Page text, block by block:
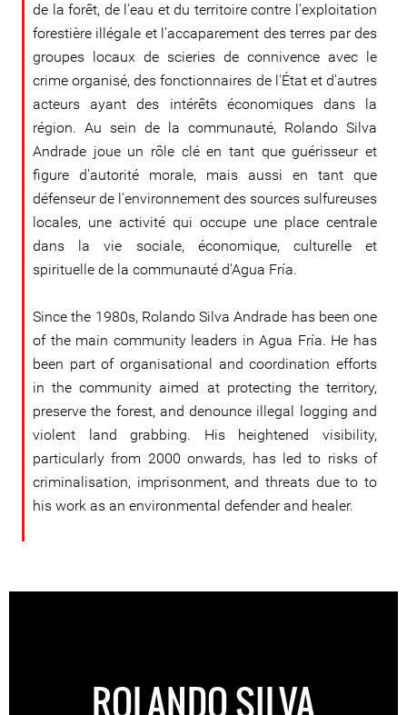
de la forêt, de l'eau et du territoire contre l'exploitation
forestière illégale et l'accaparement des terres par des
groupes locaux de scieries de connivence avec le
crime organisé, des fonctionnaires de l'État et d'autres
acteurs ayant des intérêts économiques dans la
région. Au sein de la communauté, Rolando Silva
Andrade joue un rôle clé en tant que guérisseur et
figure d'autorité morale, mais aussi en tant que
défenseur de l'environnement des sources sulfureuses
locales, une activité qui occupe une place centrale
dans la vie sociale, économique, culturelle et
spirituelle de la communauté d'Agua Fría.
Since the 1980s, Rolando Silva Andrade has been one
of the main community leaders in Agua Fría. He has
been part of organisational and coordination efforts
in the community aimed at protecting the territory,
preserve the forest, and denounce illegal logging and
violent land grabbing. His heightened visibility,
particularly from 2000 onwards, has led to risks of
criminalisation, imprisonment, and threats due to to
his work as an environmental defender and healer.
ROLANDO SILVA